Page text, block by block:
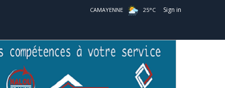
CAMAYENNE 25°C Sign in